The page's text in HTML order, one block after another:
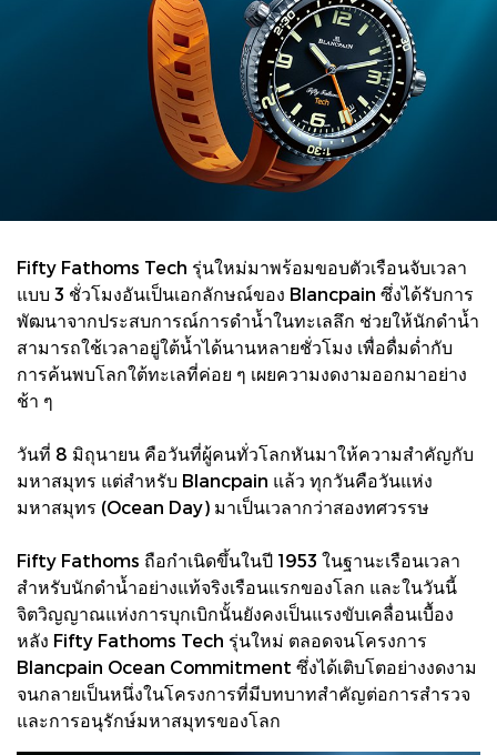
Fifty Fathoms Tech รุ่นใหม่มาพร้อมขอบตัวเรือนจับเวลา
แบบ 3 ชั่วโมงอันเป็นเอกลักษณ์ของ Blancpain ซึ่งได้รับการ
พัฒนาจากประสบการณ์การดำน้ำในทะเลลึก ช่วยให้นักดำน้ำ
สามารถใช้เวลาอยู่ใต้น้ำได้นานหลายชั่วโมง เพื่อดื่มด่ำกับ
การค้นพบโลกใต้ทะเลที่ค่อย ๆ เผยความงดงามออกมาอย่าง
ช้า ๆ
วันที่ 8 มิถุนายน คือวันที่ผู้คนทั่วโลกหันมาให้ความสำคัญกับ
มหาสมุทร แต่สำหรับ Blancpain แล้ว ทุกวันคือวันแห่ง
มหาสมุทร (Ocean Day) มาเป็นเวลากว่าสองทศวรรษ
Fifty Fathoms ถือกำเนิดขึ้นในปี 1953 ในฐานะเรือนเวลา
สำหรับนักดำน้ำอย่างแท้จริงเรือนแรกของโลก และในวันนี้
จิตวิญญาณแห่งการบุกเบิกนั้นยังคงเป็นแรงขับเคลื่อนเบื้อง
หลัง Fifty Fathoms Tech รุ่นใหม่ ตลอดจนโครงการ
Blancpain Ocean Commitment ซึ่งได้เติบโตอย่างงดงาม
จนกลายเป็นหนึ่งในโครงการที่มีบทบาทสำคัญต่อการสำรวจ
และการอนุรักษ์มหาสมุทรของโลก